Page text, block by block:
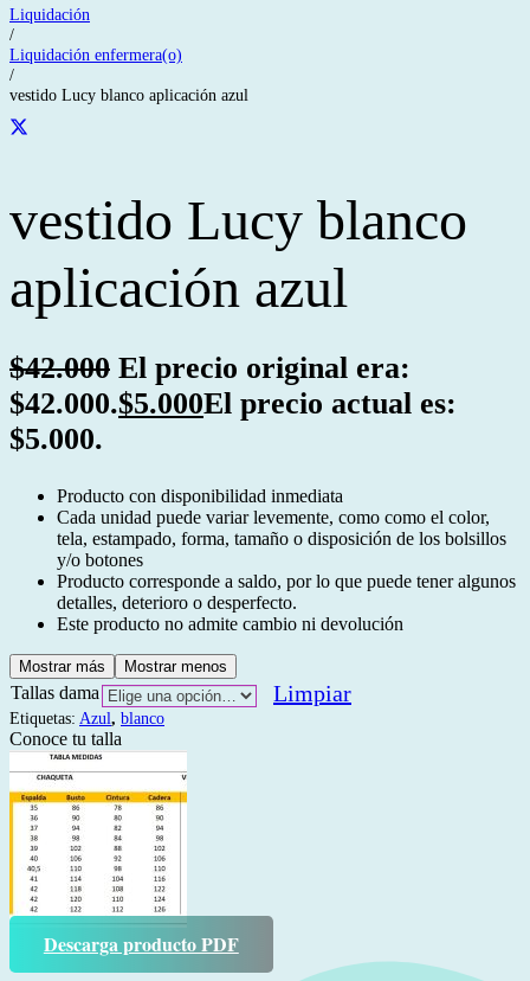
Liquidación
/
Liquidación enfermera(o)
/
vestido Lucy blanco aplicación azul
vestido Lucy blanco
aplicación azul
$42.000 El precio original era:
$42.000.$5.000El precio actual es:
$5.000.
Producto con disponibilidad inmediata
Cada unidad puede variar levemente, como como el color,
tela, estampado, forma, tamaño o disposición de los bolsillos
y/o botones
Producto corresponde a saldo, por lo que puede tener algunos
detalles, deterioro o desperfecto.
Este producto no admite cambio ni devolución
Mostrar más Mostrar menos
Tallas dama Limpiar
Etiquetas: Azul, blanco
Conoce tu talla
Descarga producto PDF